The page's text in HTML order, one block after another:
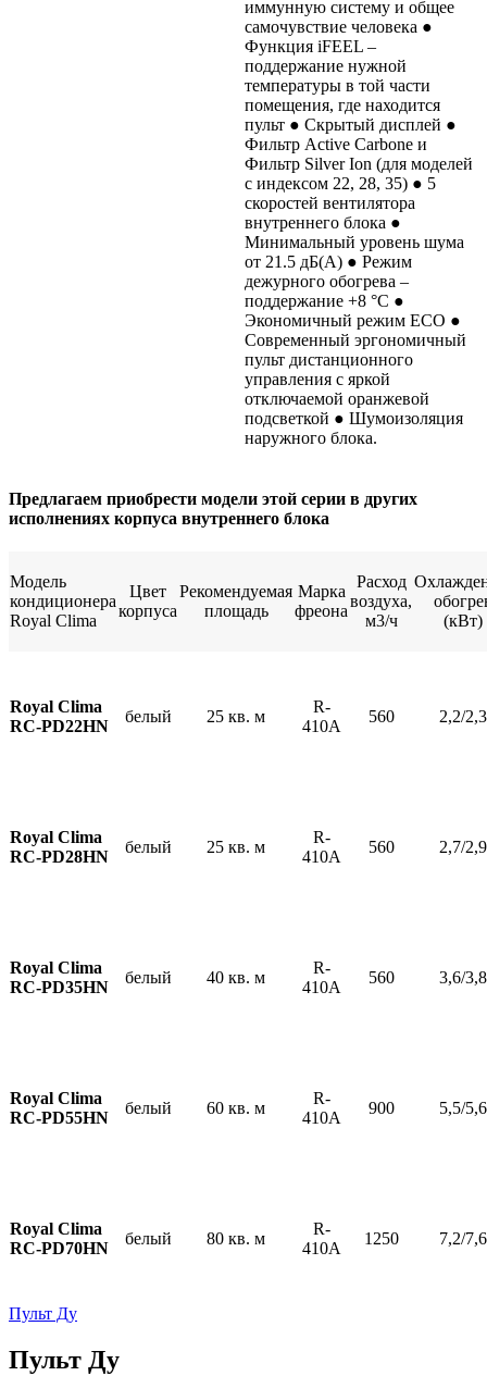
иммунную систему и общее
самочувствие человека ●
Функция iFEEL –
поддержание нужной
температуры в той части
помещения, где находится
пульт ● Скрытый дисплей ●
Фильтр Active Carbone и
Фильтр Silver Ion (для моделей
с индексом 22, 28, 35) ● 5
скоростей вентилятора
внутреннего блока ●
Минимальный уровень шума
от 21.5 дБ(А) ● Режим
дежурного обогрева –
поддержание +8 °С ●
Экономичный режим ECO ●
Современный эргономичный
пульт дистанционного
управления с яркой
отключаемой оранжевой
подсветкой ● Шумоизоляция
наружного блока.
Предлагаем приобрести модели этой серии в других
исполнениях корпуса внутреннего блока
Модель
кондиционера
Royal Clima
Цвет
корпуса
Рекомендуемая
площадь
Марка
фреона
Расход
воздуха,
м3/ч
(кВт)
Royal Clima
RC-PD22HN
белый 25 кв. м
R-
410A
560 2,2/2,3
Royal Clima
RC-PD28HN
белый 25 кв. м
R-
410A
560 2,7/2,9
Royal Clima
RC-PD35HN
белый 40 кв. м
R-
410A
560 3,6/3,8
Royal Clima
RC-PD55HN
белый 60 кв. м
R-
410A
900 5,5/5,6
Royal Clima
RC-PD70HN
белый 80 кв. м
R-
410A
1250 7,2/7,6
Пульт Ду
Пульт Ду